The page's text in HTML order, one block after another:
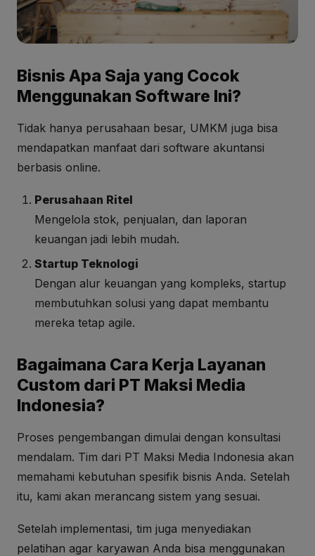
Bisnis Apa Saja yang Cocok
Menggunakan Software Ini?
Tidak hanya perusahaan besar, UMKM juga bisa
mendapatkan manfaat dari software akuntansi
berbasis online.
Perusahaan Ritel
Mengelola stok, penjualan, dan laporan
keuangan jadi lebih mudah.
Startup Teknologi
Dengan alur keuangan yang kompleks, startup
membutuhkan solusi yang dapat membantu
mereka tetap agile.
Bagaimana Cara Kerja Layanan
Custom dari PT Maksi Media
Indonesia?
Proses pengembangan dimulai dengan konsultasi
mendalam. Tim dari PT Maksi Media Indonesia akan
memahami kebutuhan spesifik bisnis Anda. Setelah
itu, kami akan merancang sistem yang sesuai.
Setelah implementasi, tim juga menyediakan
pelatihan agar karyawan Anda bisa menggunakan